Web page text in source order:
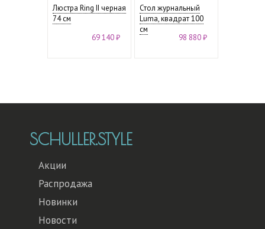
Люстра Ring II черная
74 см
69 140 ₽
Стол журнальный
Luma, квадрат 100
см
98 880 ₽
SCHULLER.STYLE
Акции
Распродажа
Новинки
Новости